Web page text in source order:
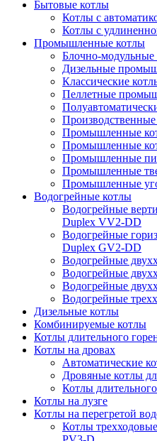
Бытовые котлы
Котлы с
Котлы с
Промышленные котлы
Блочно-модульные
Дизельные
Классические
Пеллетные
Промышленные
Промышленные
Промышленные
Промышленные
Промышленные
Водогрейные котлы
Водогрейные
Duplex VV2-DD
Водогрейные
Duplex GV2-DD
Водогрейные
Водогрейные
Водогрейные
Водогрейные
Дизельные котлы
Комбинируемые котлы
Котлы длительного
Котлы на дровах
Автоматические
Дровяные котлы
Котлы
Котлы на лузге
Котлы на перегретой
Котлы